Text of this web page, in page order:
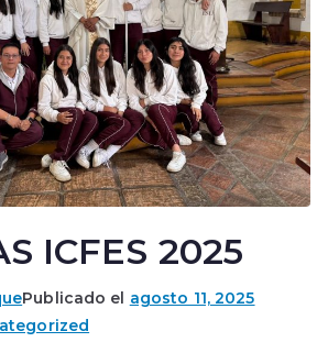
ICFES 2025
Publicado el agosto 11, 2025